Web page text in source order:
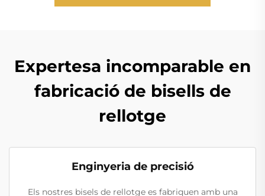
Expertesa incomparable en
fabricació de bisells de
rellotge
Enginyeria de precisió
Els nostres bisels de rellotge es fabriquen amb una